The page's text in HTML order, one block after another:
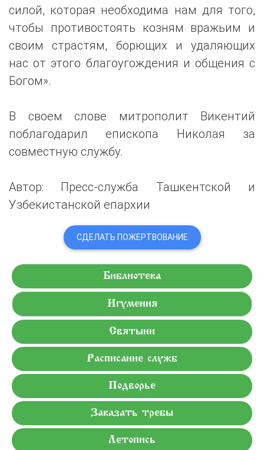
силой, которая необходима нам для того,
чтобы противостоять козням вражьим и
своим страстям, борющих и удаляющих
нас от этого благоугождения и общения с
Богом».
В своем слове митрополит Викентий
поблагодарил епископа Николая за
совместную службу.
Автор: Пресс-служба Ташкентской и
Узбекистанской епархии
СДЕЛАТЬ ПОЖЕРТВОВАНИЕ
Библиотека
Игумения
Святыни
Расписание служб
Подворье
Заказать требы
Летопись